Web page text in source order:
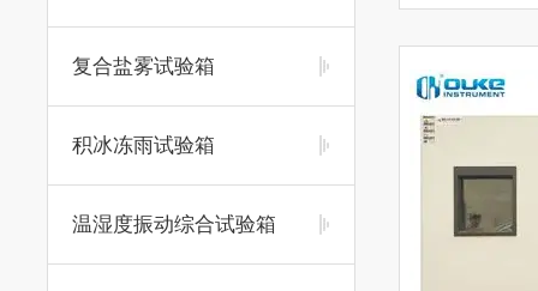
复合盐雾试验箱
积冰冻雨试验箱
温湿度振动综合试验箱